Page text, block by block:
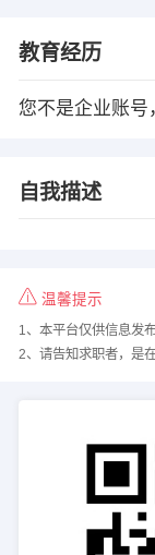
教育经历
您不是企业账号
自我描述
温馨提示
1、本平台仅供信息发
2、请告知求职者，是